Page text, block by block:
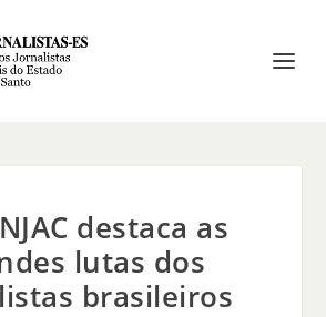
destaca as
lutas dos
brasileiros